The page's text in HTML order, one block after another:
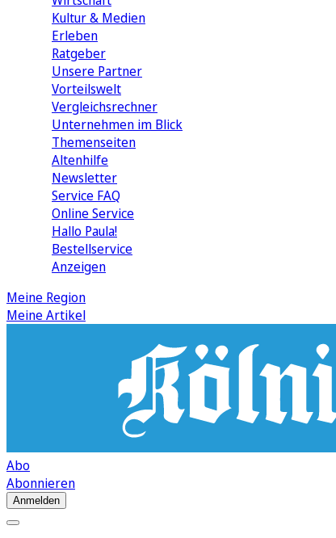
Kultur & Medien
Erleben
Ratgeber
Unsere Partner
Vorteilswelt
Vergleichsrechner
Unternehmen im Blick
Themenseiten
Altenhilfe
Newsletter
Service FAQ
Online Service
Hallo Paula!
Bestellservice
Anzeigen
Meine Region
Meine Artikel
Abo
Abonnieren
Anmelden